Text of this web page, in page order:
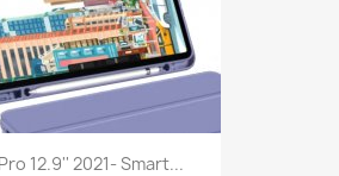
12.9'' 2021- Smart...